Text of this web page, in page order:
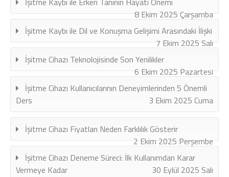
8 Ekim 2025 Çarşamba
İşitme Kaybı ile Dil ve Konuşma Gelişimi Arasındaki İlişki
7 Ekim 2025 Salı
İşitme Cihazı Teknolojisinde Son Yenilikler
6 Ekim 2025 Pazartesi
İşitme Cihazı Kullanıcılarının Deneyimlerinden 5 Önemli
Ders
3 Ekim 2025 Cuma
İşitme Cihazı Fiyatları Neden Farklılık Gösterir
2 Ekim 2025 Perşembe
İşitme Cihazı Deneme Süreci: İlk Kullanımdan Karar
Vermeye Kadar
30 Eylül 2025 Salı